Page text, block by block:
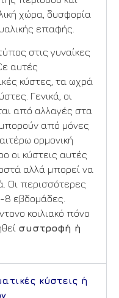
χώρα, δυσφορία
επαφής.
στις γυναίκες
αυτές
κύστες, τα ωχρά
Γενικά, οι
από αλλαγές στα
από μόνες
ορμονική
οι κύστεις αυτές
αλλά μπορεί να
Οι περισσότερες
εβδομάδες.
κοιλιακό πόνο
συστροφή ή
κύστεις ή